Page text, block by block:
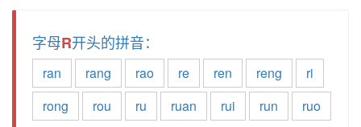
字母R开头的拼音：
ran rang rao re ren reng
ri
rong
rou ru ruan rui run ruo